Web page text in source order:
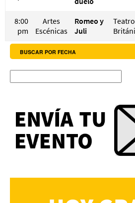
8:00
pm
Artes
Escénicas
Romeo y
Juli
Teatro
BUSCAR POR FECHA